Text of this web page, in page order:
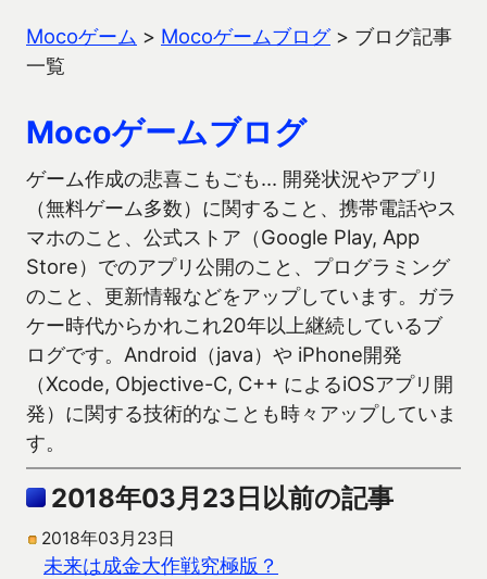
Mocoゲーム > Mocoゲームブログ> ブログ記事
一覧
Mocoゲームブログ
ゲーム作成の悲喜こもごも… 開発状況やアプリ
（無料ゲーム多数）に関すること、携帯電話やス
マホのこと、公式ストア（Google Play, App
Store）でのアプリ公開のこと、プログラミング
のこと、更新情報などをアップしています。ガラ
ケー時代からかれこれ20年以上継続しているブ
ログです。Android（java）や iPhone開発
（Xcode, Objective-C, C++ によるiOSアプリ開
発）に関する技術的なことも時々アップしていま
す。
2018年03月23日以前の記事
2018年03月23日
未来は成金大作戦究極版？